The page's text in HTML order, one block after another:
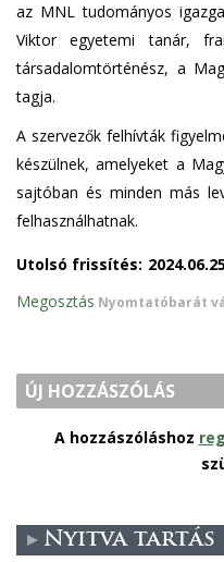
a
i
l
az MNL tudományos
Viktor egyetemi tanár,
társadalomtörténész, a
tagja.
A szervezők felhívták
készülnek, amelyeket a
sajtóban és minden más
felhasználhatnak.
Utolsó frissítés:
Nyomtatóbarát
Megosztás
ÚJ HOZZÁSZÓLÁS
A hozzászóláshoz
Nyitva tartás